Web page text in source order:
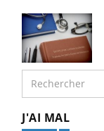
J'AI MAL